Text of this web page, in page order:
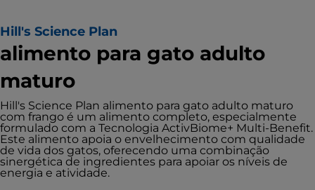
Hill's Science Plan
alimento para gato adulto
maturo
Hill's Science Plan alimento para gato adulto maturo
com frango é um alimento completo, especialmente
formulado com a Tecnologia ActivBiome+ Multi-Benefit.
Este alimento apoia o envelhecimento com qualidade
de vida dos gatos, oferecendo uma combinação
sinergética de ingredientes para apoiar os níveis de
energia e atividade.